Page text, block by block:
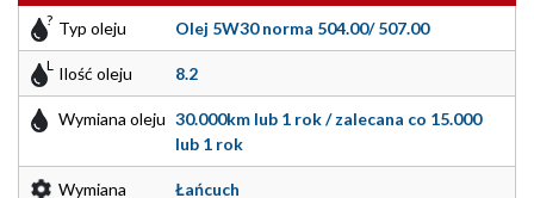
Typ oleju Olej 5W30 norma 504.00/ 507.00
Ilość oleju 8.2
Wymiana oleju 30.000km lub 1 rok / zalecana co 15.000
lub 1 rok
Wymiana
Łańcuch